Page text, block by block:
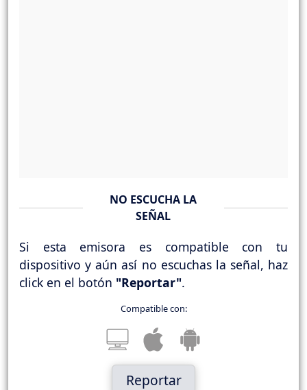
NO ESCUCHA LA
SEÑAL
Si esta emisora es compatible con tu
dispositivo y aún así no escuchas la señal, haz
click en el botón "Reportar".
Compatible con:
Reportar